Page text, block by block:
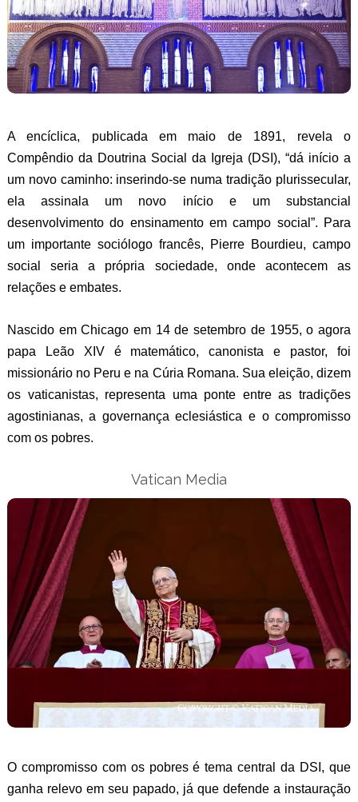
A encíclica, publicada em maio de 1891, revela o
Compêndio da Doutrina Social da Igreja (DSI), “dá início a
um novo caminho: inserindo-se numa tradição plurissecular,
ela assinala um novo início e um substancial
desenvolvimento do ensinamento em campo social”. Para
um importante sociólogo francês, Pierre Bourdieu, campo
social seria a própria sociedade, onde acontecem as
relações e embates.
Nascido em Chicago em 14 de setembro de 1955, o agora
papa Leão XIV é matemático, canonista e pastor, foi
missionário no Peru e na Cúria Romana. Sua eleição, dizem
os vaticanistas, representa uma ponte entre as tradições
agostinianas, a governança eclesiástica e o compromisso
com os pobres.
Vatican Media
O compromisso com os pobres é tema central da DSI, que
ganha relevo em seu papado, já que defende a instauração